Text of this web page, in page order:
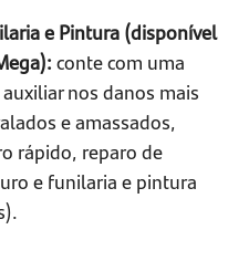
e Pintura (disponível
conte com uma
nos danos mais
e amassados,
rápido, reparo de
e funilaria e pintura